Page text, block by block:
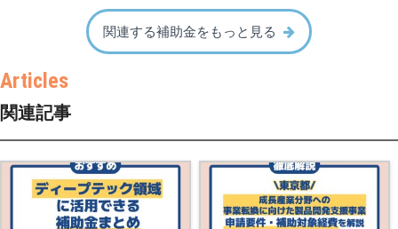
関連する補助金をもっと見る
関連記事